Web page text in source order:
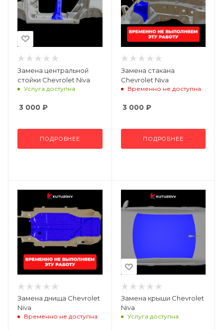
Замена центральной
стойки Chevrolet Niva
Услуга доступна
3 000 ₽
ПОДРОБНЕЕ
Замена стакана
Chevrolet Niva
Временно не доступна
3 000₽
ПОДРОБНЕЕ
Замена днища Chevrolet
Niva
Временно не доступна
Замена крыши Chevrolet
Niva
Услуга доступна